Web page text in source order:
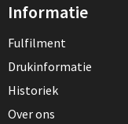
Informatie
Fulfilment
Drukinformatie
Historiek
Over ons